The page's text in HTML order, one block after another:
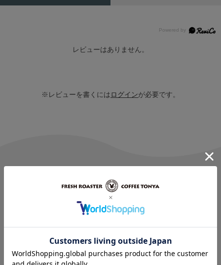
レビューはありません。
※レビューを書くにはログインが必要です。
商品情報
2,530円（税込）
在庫 ◎
301933